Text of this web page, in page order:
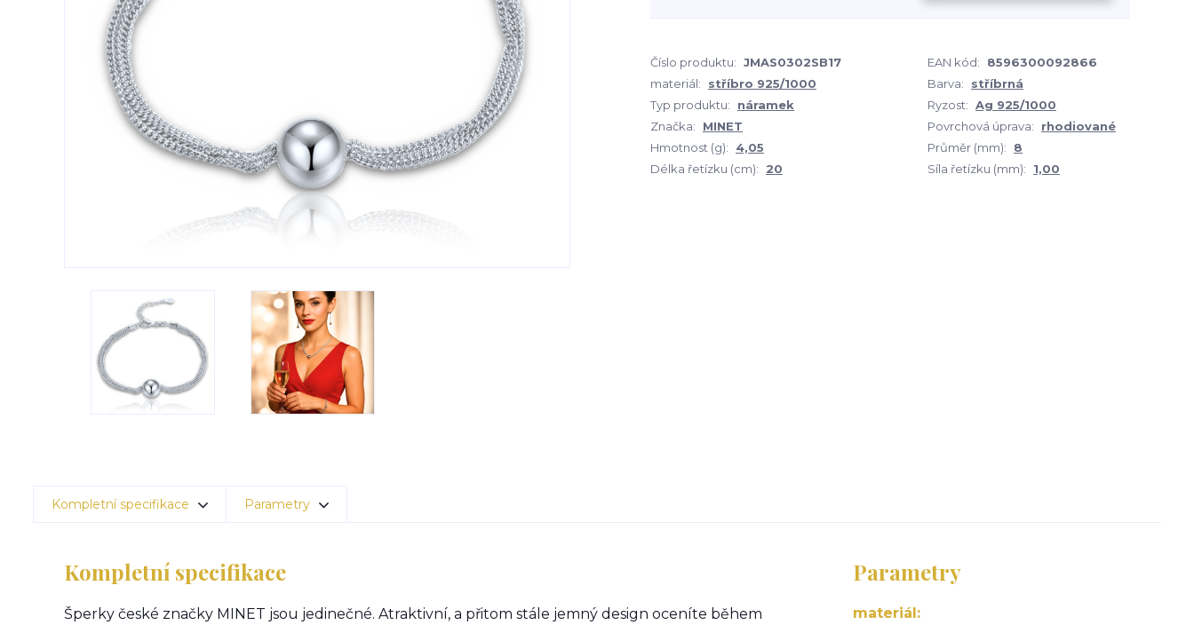
Číslo produktu: JMAS0302SB17 EAN kód:
8596300092866
materiál:
stříbro 925/1000 Barva:
stříbrná
Typ produktu:
náramek Ryzost: Ag 925/1000
Značka:
MINET Povrchová úprava:
rhodiované
Hmotnost (g):
4,05 Průměr (mm):
8
Délka řetízku (cm):
20 Síla řetízku (mm): 1,00
Kompletní specifikace Parametry
Kompletní specifikace
Šperky české značky MINET jsou jedinečné. Atraktivní, a přitom stále jemný design oceníte během
Parametry
materiál